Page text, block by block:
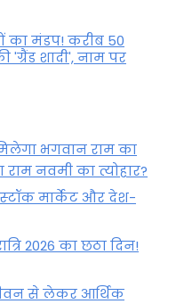
का मंडप! करीब 50
शादी', नाम पर
भगवान राम का
नवमी का त्योहार?
मार्केट और देश-
2026 का छठा दिन!
से लेकर आर्थिक